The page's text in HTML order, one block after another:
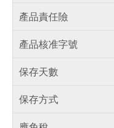
產品責任險
產品核准字號
保存天數
保存方式